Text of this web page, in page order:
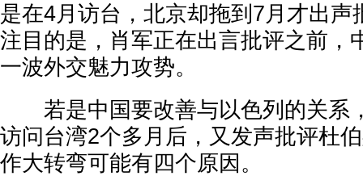
是在4月访台，北京却拖到7月才出声
注目的是，肖军正在出言批评之前，
一波外交魅力攻势。
若是中国要改善与以色列的关系
访问台湾2个多月后，又发声批评杜
作大转弯可能有四个原因。